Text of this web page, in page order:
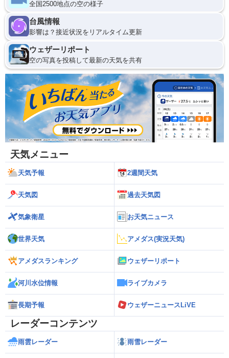
全国2500地点の空の様子
台風情報
影響は？接近状況をリアルタイム更新
ウェザーリポート
空の写真を投稿して最新の天気を共有
天気メニュー
天気予報 2週間天気
天気図 過去天気図
気象衛星 お天気ニュース
世界天気 アメダス(実況天気)
アメダスランキング ウェザーリポート
河川水位情報 ライブカメラ
長期予報 ウェザーニュースLiVE
レーダーコンテンツ
雨雲レーダー 雨雪レーダー